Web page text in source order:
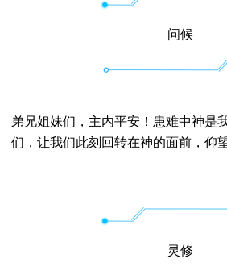
问候
弟兄姐妹们，主内平安！患难中神是
们，让我们此刻回转在神的面前，仰
灵修